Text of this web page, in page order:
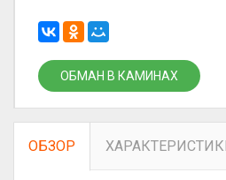
ОБМАН В КАМИНАХ
ОБЗОР